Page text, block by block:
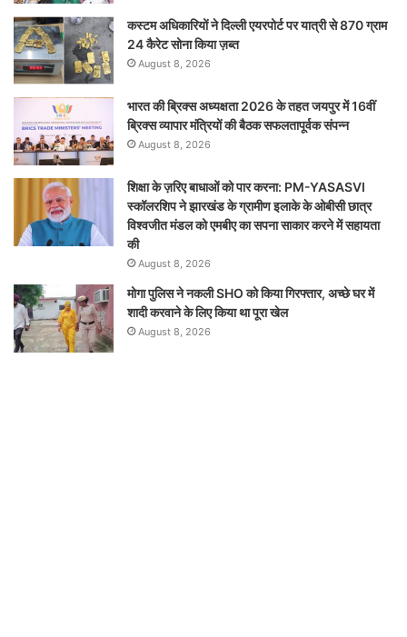
कस्टम अधिकारियों ने दिल्ली एयरपोर्ट पर यात्री से 870 ग्राम
24 कैरेट सोना किया ज़ब्त
August 8, 2026
भारत की ब्रिक्‍स अध्यक्षता 2026 के तहत जयपुर में 16वीं
ब्रिक्‍स व्यापार मंत्रियों की बैठक सफलतापूर्वक संपन्न
August 8, 2026
शिक्षा के ज़रिए बाधाओं को पार करना: PM-YASASVI
स्कॉलरशिप ने झारखंड के ग्रामीण इलाके के ओबीसी छात्र
विश्वजीत मंडल को एमबीए का सपना साकार करने में सहायता
की
August 8, 2026
मोगा पुलिस ने नकली SHO को किया गिरफ्तार, अच्छे घर में
शादी करवाने के लिए किया था पूरा खेल
August 8, 2026